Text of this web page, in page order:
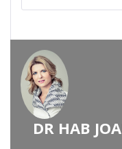
DR HAB